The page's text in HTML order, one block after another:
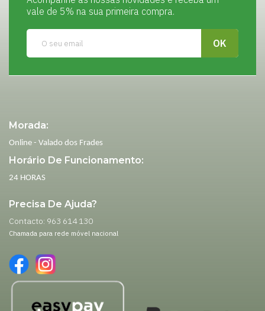
vale de 5% na sua primeira compra.
Morada:
Online - Valado dos Frades
Horário De Funcionamento:
24 HORAS
Precisa De Ajuda?
Contacto: 963 614 130
Chamada para rede móvel nacional